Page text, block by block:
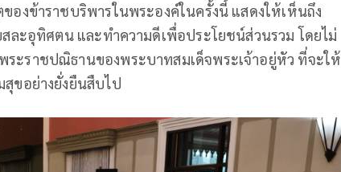
องข้าราชบริพารในพระองค์ในครั้งนี้ แสดงให้เห็นถึง
ละอุทิศตน และทำความดีเพื่อประโยชน์ส่วนรวม โดยไม่
ะราชปณิธานของพระบาทสมเด็จพระเจ้าอยู่หัว ที่จะให้
ขอย่างยั่งยืนสืบไป